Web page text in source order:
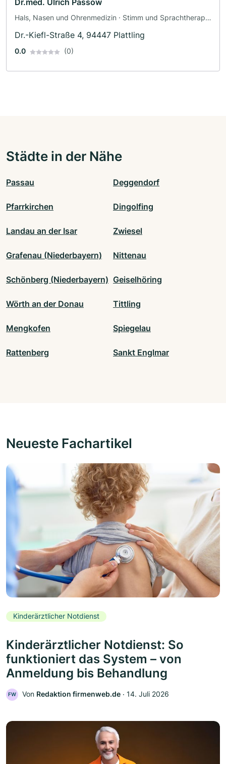
Dr.med. Ulrich Passow
Hals, Nasen und Ohrenmedizin · Stimm und Sprachtherapie
Dr.-Kiefl-Straße 4, 94447 Plattling
0.0 (0)
Städte in der Nähe
Passau Deggendorf
Pfarrkirchen Dingolfing
Landau an der Isar Zwiesel
Grafenau (Niederbayern) Nittenau
Schönberg (Niederbayern) Geiselhöring
Wörth an der Donau Tittling
Mengkofen Spiegelau
Rattenberg Sankt Englmar
Neueste Fachartikel
Kinderärztlicher Notdienst
Kinderärztlicher Notdienst: So
funktioniert das System – von
Anmeldung bis Behandlung
FW Von Redaktion firmenweb.de ‧ 14. Juli 2026